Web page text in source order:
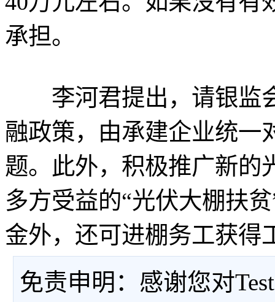
承担。
李河君提出，请银监
融政策，由承建企业统一
题。此外，积极推广新的
多方受益的“光伏大棚扶
金外，还可进棚务工获得
免责申明：感谢您对